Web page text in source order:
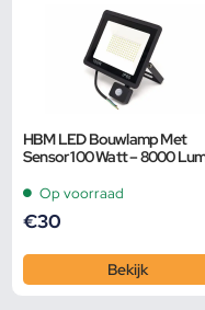
HBM LED Bouwlamp Met
Sensor 100 Watt – 8000
Op voorraad
€30
Bekijk